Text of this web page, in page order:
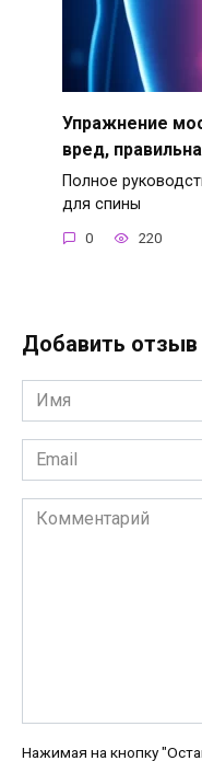
Упражнение
вред,
Полное
для спины
0 220
Добавить
Имя
*
Email
*
Комментарий
Нажимая на кнопку